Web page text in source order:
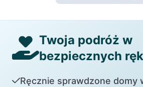
Twoja podróż w
bezpiecznych
Ręcznie sprawdzone domy